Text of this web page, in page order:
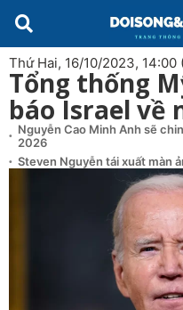
Thứ Hai, 16/10/2023, 14:00
Tổng thống
báo Israel về
Nguyễn Cao Minh Anh sẽ
2026
Steven Nguyễn tái xuất màn